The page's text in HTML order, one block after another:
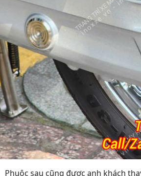
Phuộc sau cũng được anh khách